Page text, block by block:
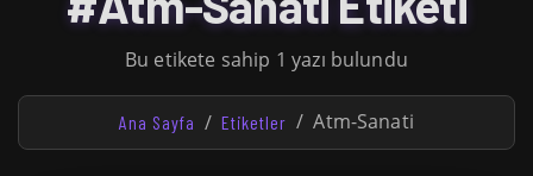
Bu etikete sahip 1 yazı bulundu
Ana Sayfa Etiketler Atm-Sanati